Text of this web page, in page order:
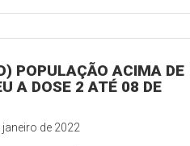
POPULAÇÃO ACIMA DE
A DOSE 2 ATÉ 08 DE
janeiro de 2022